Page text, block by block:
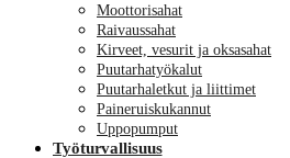
Moottorisahat
Raivaussahat
Kirveet, vesurit ja oksasahat
Puutarhatyökalut
Puutarhaletkut ja liittimet
Paineruiskukannut
Uppopumput
Työturvallisuus